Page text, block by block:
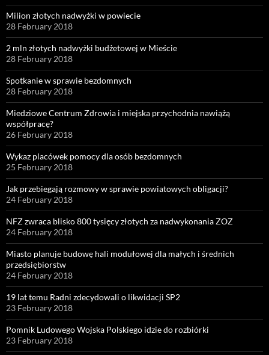
Milion złotych nadwyżki w powiecie
28 February 2018
2 mln złotych nadwyżki budżetowej w Mieście
28 February 2018
Spotkanie w sprawie bezdomnych
28 February 2018
Miedziowe Centrum Zdrowia i miejska przychodnia nawiążą
współpracę?
26 February 2018
Wykaz placówek pomocy dla osób bezdomnych
25 February 2018
Jak przebiegają rozmowy w sprawie powiatowych obligacji?
24 February 2018
NFZ zwraca blisko 800 tysięcy złotych za nadwykonania ZOZ
24 February 2018
Miasto planuje budowę hali modułowej dla małych i średnich
przedsiębiorstw
24 February 2018
19 lat temu Radni zdecydowali o likwidacji SP2
23 February 2018
Pomnik Ludowego Wojska Polskiego idzie do rozbiórki
23 February 2018